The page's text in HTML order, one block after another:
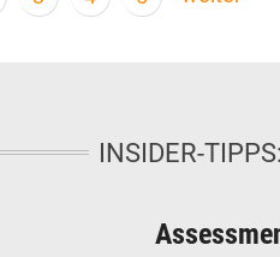
INSIDER-